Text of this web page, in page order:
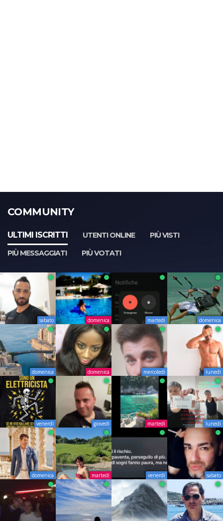
COMMUNITY
ULTIMI ISCRITTI UTENTI ONLINE
PIÙ VISTI
PIÙ MESSAGGIATI
PIÙ VOTATI
sabato domenica martedì domenica
domenica domenica mercoledì lunedì
venerdì giovedì martedì lunedì
domenica martedì venerdì sabato